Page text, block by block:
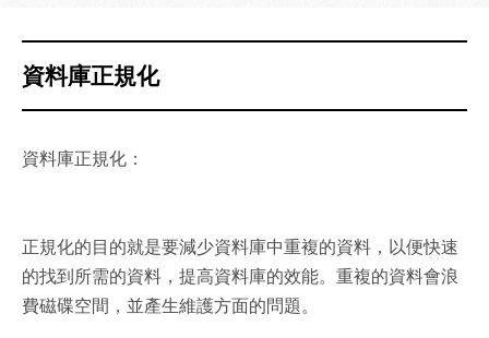
資料庫正規化
資料庫正規化：
正規化的目的就是要減少資料庫中重複的資料，以便快速
的找到所需的資料，提高資料庫的效能。重複的資料會浪
費磁碟空間，並產生維護方面的問題。